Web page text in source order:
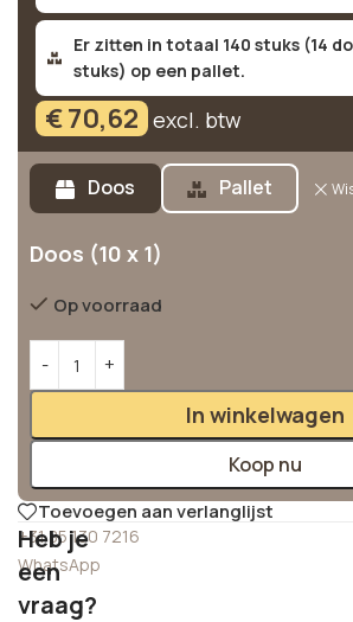
Er zitten in totaal 140 stuks (14
stuks) op een pallet.
€70,62 excl. btw
Doos Pallet
Doos (10 x 1)
Op voorraad
In winkelwagen
Koop nu
Alternative:
Toevoegen aan verlanglijst
+31 85 130 7216
WhatsApp
Heb je
een
vraag?